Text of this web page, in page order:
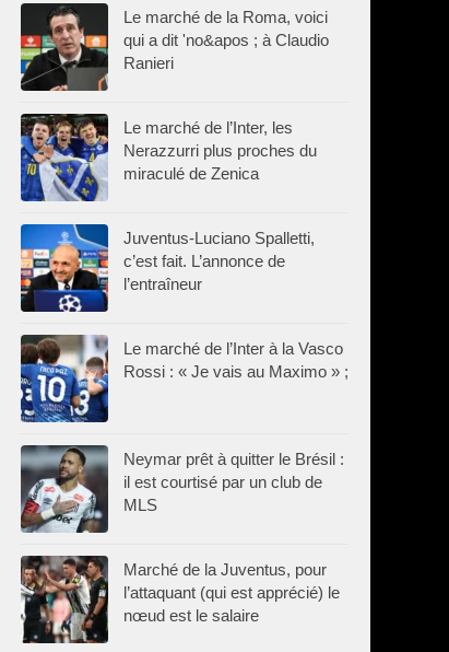
Le marché de la Roma, voici
qui a dit 'no&apos ; à Claudio
Ranieri
Le marché de l’Inter, les
Nerazzurri plus proches du
miraculé de Zenica
Juventus-Luciano Spalletti,
c’est fait. L’annonce de
l’entraîneur
Le marché de l’Inter à la Vasco
Rossi : « Je vais au Maximo » ;
Neymar prêt à quitter le Brésil :
il est courtisé par un club de
MLS
Marché de la Juventus, pour
l’attaquant (qui est apprécié) le
nœud est le salaire